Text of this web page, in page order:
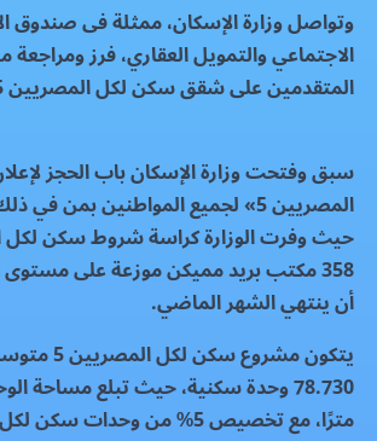
وتواصل وزارة الإسكان، ممثلة فى صندوق
الاجتماعي والتمويل العقاري، فرز
المتقدمين على شقق سكن لكل المصريين 5.
سبق وفتحت وزارة الإسكان باب الحجز
المصريين 5» لجميع المواطنين بمن
358 مكتب بريد مميكن موزعة على مستوى
أن ينتهي الشهر الماضي.
يتكون مشروع
مترًا، مع تخصيص 5% من وحدات